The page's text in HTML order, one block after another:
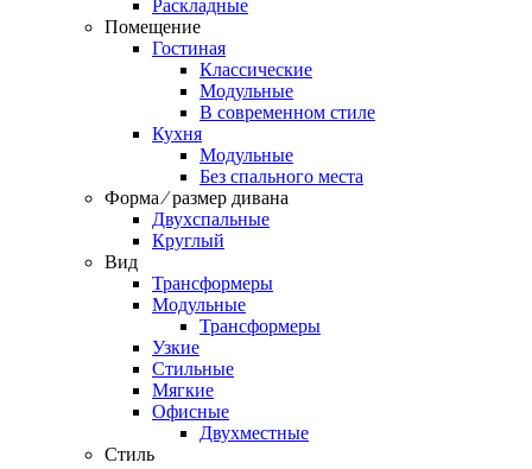
Раскладные
Помещение
Гостиная
Классические
Модульные
В современном стиле
Кухня
Модульные
Без спального места
Форма ⁄ размер дивана
Двухспальные
Круглый
Вид
Трансформеры
Модульные
Трансформеры
Узкие
Стильные
Мягкие
Офисные
Двухместные
Стиль